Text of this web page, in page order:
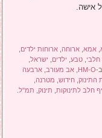
אישה.
,אמא ,ארוחה ,ארוחות ילדים
,חלבי ,טבע ילדים ישראל
ב-HM-O
,אב מעורב ,ארבעה
התינוק ,חידוש מטרנה
חלב לתינוקות תינוק תמ"ל